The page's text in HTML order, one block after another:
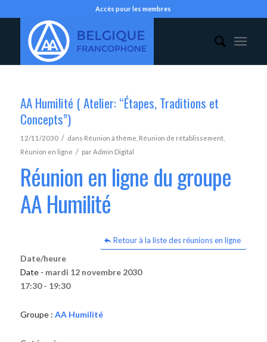
Accès pour les membres
AA Humilité ( Atelier: “Étapes, Traditions et
Concepts”)
12/11/2030 / dans Réunion à thème Réunion de rétablissement,
Réunion en ligne / parAdmin Digital
Réunion en ligne du groupe
AA Humilité
Retour à la liste des réunions en ligne
Date/heure
Date - mardi 12 novembre 2030
17:30 - 19:30
Groupe : AA Humilité